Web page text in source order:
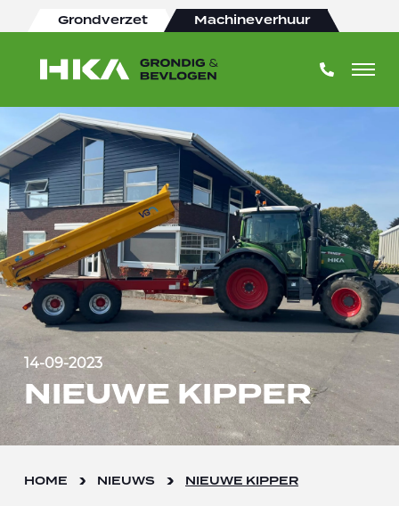
Grondverzet Machineverhuur
14-09-2023
NIEUWE KIPPER
HOME NIEUWS NIEUWE KIPPER